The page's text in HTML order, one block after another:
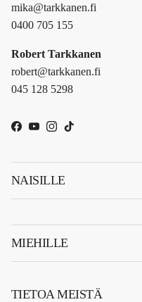
mika@tarkkanen.fi
0400 705 155
Robert Tarkkanen
robert@tarkkanen.fi
045 128 5298
Facebook
YouTube
Instagram
TikTok
NAISILLE
MIEHILLE
TIETOA MEISTÄ